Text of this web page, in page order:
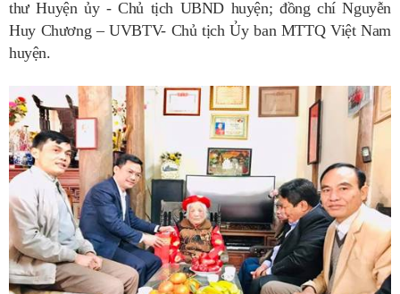
thư Huyện ủy - Chủ tịch UBND huyện; đồng chí Nguyễn
Huy Chương – UVBTV- Chủ tịch Ủy ban MTTQ Việt Nam
huyện.